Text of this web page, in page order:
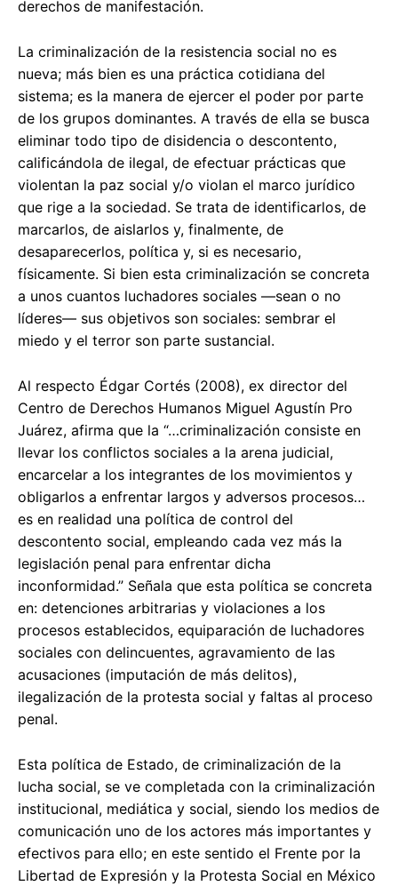
derechos de manifestación.
La criminalización de la resistencia social no es
nueva; más bien es una práctica cotidiana del
sistema; es la manera de ejercer el poder por parte
de los grupos dominantes. A través de ella se busca
eliminar todo tipo de disidencia o descontento,
calificándola de ilegal, de efectuar prácticas que
violentan la paz social y/o violan el marco jurídico
que rige a la sociedad. Se trata de identificarlos, de
marcarlos, de aislarlos y, finalmente, de
desaparecerlos, política y, si es necesario,
físicamente. Si bien esta criminalización se concreta
a unos cuantos luchadores sociales —sean o no
líderes— sus objetivos son sociales: sembrar el
miedo y el terror son parte sustancial.
Al respecto Édgar Cortés (2008), ex director del
Centro de Derechos Humanos Miguel Agustín Pro
Juárez, afirma que la “…criminalización consiste en
llevar los conflictos sociales a la arena judicial,
encarcelar a los integrantes de los movimientos y
obligarlos a enfrentar largos y adversos procesos…
es en realidad una política de control del
descontento social, empleando cada vez más la
legislación penal para enfrentar dicha
inconformidad.” Señala que esta política se concreta
en: detenciones arbitrarias y violaciones a los
procesos establecidos, equiparación de luchadores
sociales con delincuentes, agravamiento de las
acusaciones (imputación de más delitos),
ilegalización de la protesta social y faltas al proceso
penal.
Esta política de Estado, de criminalización de la
lucha social, se ve completada con la criminalización
institucional, mediática y social, siendo los medios de
comunicación uno de los actores más importantes y
efectivos para ello; en este sentido el Frente por la
Libertad de Expresión y la Protesta Social en México